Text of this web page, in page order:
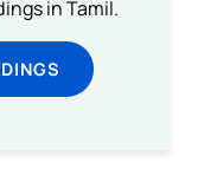
in Tamil.